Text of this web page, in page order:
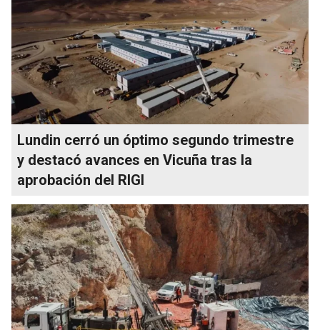
Lundin cerró un óptimo segundo trimestre
y destacó avances en Vicuña tras la
aprobación del RIGI